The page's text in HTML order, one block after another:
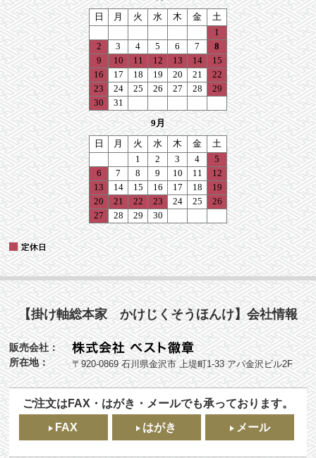
【掛け軸総本家 かけじくそうほんけ】会社情報
販売会社：
所在地：
〒920-0869 石川県金沢市 上堤町1-33 アパ金沢ビル2F
ご注文はFAX・はがき・メールでも承っております。
FAX
はがき メール